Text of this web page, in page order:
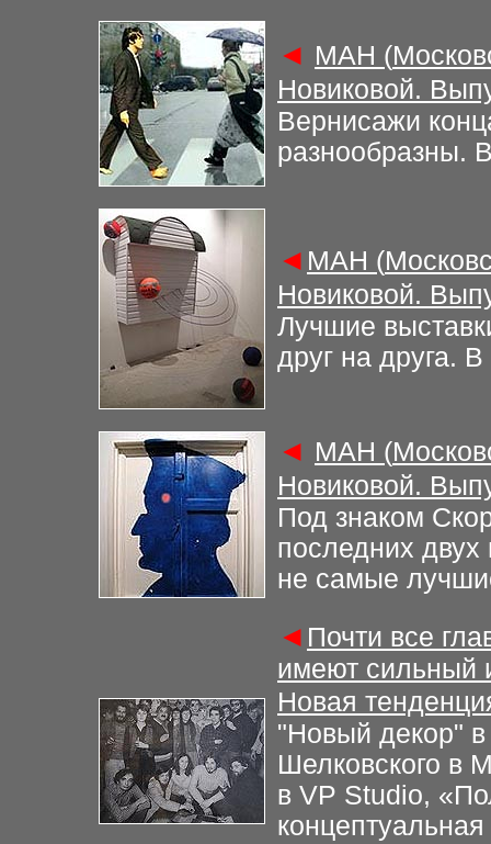
◄ МАН (
Новиковой.
Вернисажи
разнообразны.
◄ МАН (
Новиковой.
Лучшие
друг на друга. В
◄ МАН (
Новиковой.
Под знаком
последних
не самые
◄ Почти все
имеют сильный
Новая
"Новый декор"
Шелковского в
в VP Studio,